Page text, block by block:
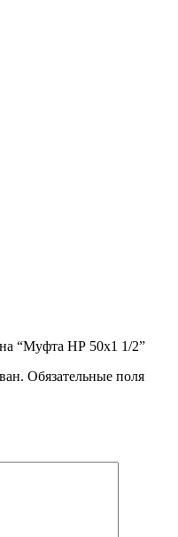
“Муфта НР 50х1 1/2”
Обязательные поля